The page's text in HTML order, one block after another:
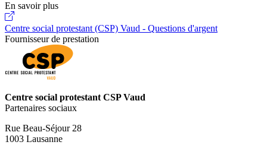
En savoir plus
Centre social protestant (CSP) Vaud - Questions d'argent
Fournisseur de prestation
Centre social protestant CSP Vaud
Partenaires sociaux
Rue Beau-Séjour 28
1003 Lausanne